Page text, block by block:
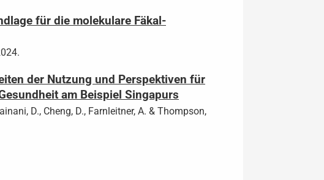
für die molekulare Fäkal-
der Nutzung und Perspektiven für
am Beispiel Singapurs
D., Cheng, D., Farnleitner, A. & Thompson,